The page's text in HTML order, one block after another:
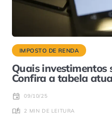
IMPOSTO DE RENDA
Quais investimentos
Confira a tabela
09/10/25
2 MIN DE LEITURA